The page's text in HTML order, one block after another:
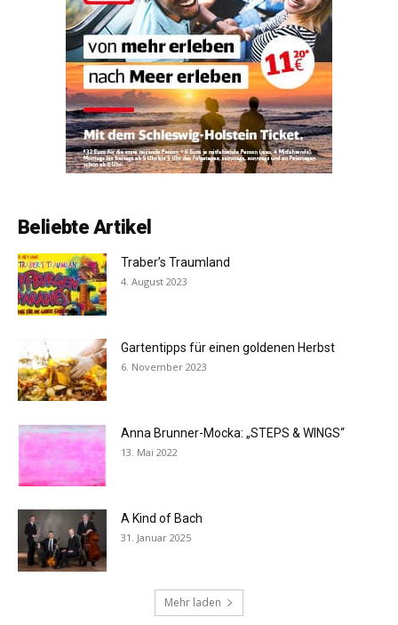
Beliebte Artikel
Traber’s Traumland
4. August 2023
Gartentipps für einen goldenen Herbst
6. November 2023
Anna Brunner-Mocka: „STEPS & WINGS“
13. Mai 2022
A Kind of Bach
31. Januar 2025
Mehr laden